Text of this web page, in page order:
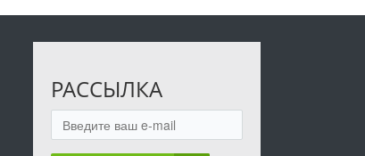
РАССЫЛКА